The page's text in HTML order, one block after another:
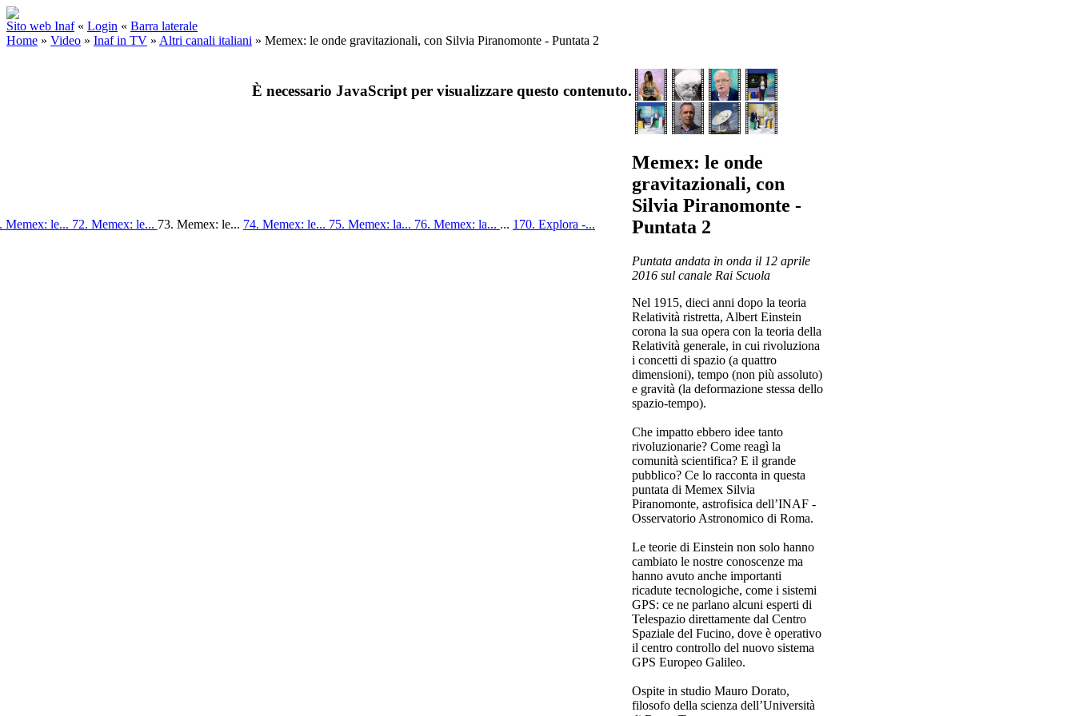
Sito web Inaf « Login « Barra laterale
Home » Video » Inaf in TV » Altri canali italiani » Memex: le onde gravitazionali, con Silvia Piranomonte - Puntata 2
È necessario JavaScript per visualizzare questo contenuto.
Memex: le onde
gravitazionali, con
Silvia Piranomonte -
Puntata 2
Puntata andata in onda il 12 aprile
2016 sul canale Rai Scuola
Nel 1915, dieci anni dopo la teoria
Relatività ristretta, Albert Einstein
corona la sua opera con la teoria della
Relatività generale, in cui rivoluziona
i concetti di spazio (a quattro
dimensioni), tempo (non più assoluto)
e gravità (la deformazione stessa dello
spazio-tempo).
Che impatto ebbero idee tanto
rivoluzionarie? Come reagì la
comunità scientifica? E il grande
pubblico? Ce lo racconta in questa
puntata di Memex Silvia
Piranomonte, astrofisica dell’INAF -
Osservatorio Astronomico di Roma.
Le teorie di Einstein non solo hanno
cambiato le nostre conoscenze ma
hanno avuto anche importanti
ricadute tecnologiche, come i sistemi
GPS: ce ne parlano alcuni esperti di
Telespazio direttamente dal Centro
Spaziale del Fucino, dove è operativo
il centro controllo del nuovo sistema
GPS Europeo Galileo.
Ospite in studio Mauro Dorato,
filosofo della scienza dell’Università
Memex: le... 72. Memex: le... 73. Memex: le... 74. Memex: le... 75. Memex: la... 76. Memex: la... ... 170. Explora -...